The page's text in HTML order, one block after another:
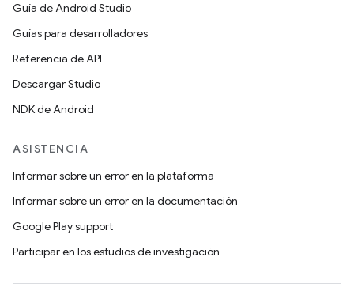
Guía de Android Studio
Guías para desarrolladores
Referencia de API
Descargar Studio
NDK de Android
ASISTENCIA
Informar sobre un error en la plataforma
Informar sobre un error en la documentación
Google Play support
Participar en los estudios de investigación